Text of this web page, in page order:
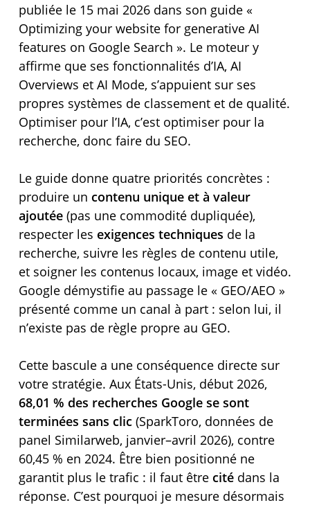
publiée le 15 mai 2026 dans son guide «
Optimizing your website for generative AI
features on Google Search ». Le moteur y
affirme que ses fonctionnalités d’IA, AI
Overviews et AI Mode, s’appuient sur ses
propres systèmes de classement et de qualité.
Optimiser pour l’IA, c’est optimiser pour la
recherche, donc faire du SEO.
Le guide donne quatre priorités concrètes :
produire un contenu unique et à valeur
ajoutée(pas une commodité dupliquée),
respecter les exigences techniques de la
recherche, suivre les règles de contenu utile,
et soigner les contenus locaux, image et vidéo.
Google démystifie au passage le « GEO/AEO »
présenté comme un canal à part : selon lui, il
n’existe pas de règle propre au GEO.
Cette bascule a une conséquence directe sur
votre stratégie. Aux États-Unis, début 2026,
68,01 % des recherches Google se sont
terminées sans clic(SparkToro, données de
panel Similarweb, janvier–avril 2026), contre
60,45 % en 2024. Être bien positionné ne
garantit plus le trafic : il faut être citédans la
réponse. C’est pourquoi je mesure désormais